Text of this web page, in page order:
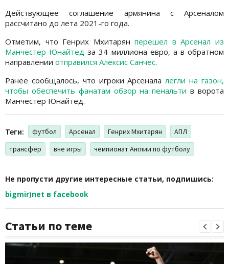
Действующее соглашение армянина с Арсеналом
рассчитано до лета 2021-го года.
Отметим, что Генрих Мхитарян перешел в Арсенал из
Манчестер Юнайтед за 34 миллиона евро, а в обратном
направлении отправился Алексис Санчес.
Ранее сообщалось, что игроки Арсеналалегли на газон,
чтобы обеспечить фанатам обзор на пенальти в ворота
Манчестер Юнайтед.
Теги: футбол Арсенал Генрих Мхитарян
АПЛ
трансфер
вне игры чемпионат Англии по футболу
Не пропусти другие интересные статьи, подпишись:
bigmir)net в facebook
Статьи по теме